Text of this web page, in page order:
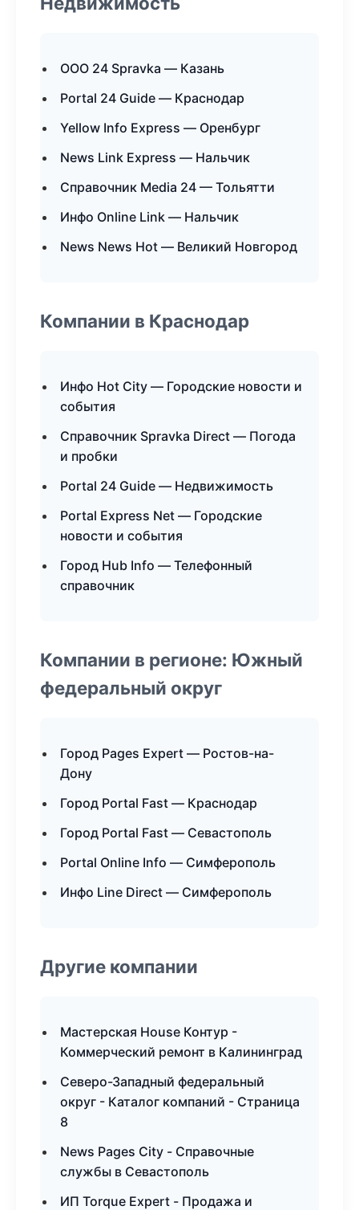
ООО 24 Spravka — Казань
Portal 24 Guide — Краснодар
Yellow Info Express — Оренбург
News Link Express — Нальчик
Справочник Media 24 — Тольятти
Инфо Online Link — Нальчик
News News Hot — Великий Новгород
Компании в Краснодар
Инфо Hot City — Городские новости и
события
Справочник Spravka Direct — Погода
и пробки
Portal 24 Guide — Недвижимость
Portal Express Net — Городские
новости и события
Город Hub Info — Телефонный
справочник
Компании в регионе: Южный
федеральный округ
Город Pages Expert — Ростов-на-
Дону
Город Portal Fast — Краснодар
Город Portal Fast — Севастополь
Portal Online Info — Симферополь
Инфо Line Direct — Симферополь
Другие компании
Мастерская House Контур -
Коммерческий ремонт в Калининград
Северо-Западный федеральный
округ - Каталог компаний - Страница
8
News Pages City - Справочные
службы в Севастополь
ИП Torque Expert - Продажа и